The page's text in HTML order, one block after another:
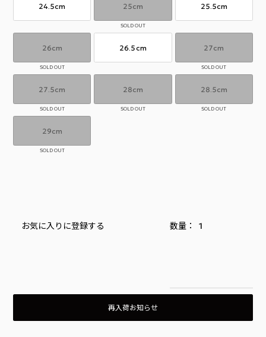
24.5cm 25cm
SOLD OUT
25.5cm
26cm
SOLD OUT
26.5cm 27cm
SOLD OUT
27.5cm
SOLD OUT
28cm
SOLD OUT
28.5cm
SOLD OUT
29cm
SOLD OUT
お気に入りに登録する
再入荷お知らせ